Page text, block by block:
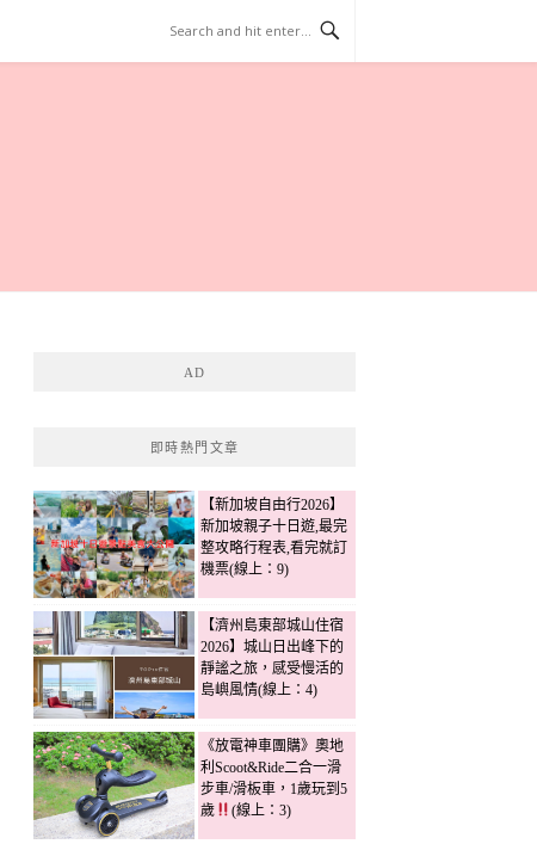
AD
即時熱門文章
【新加坡自由行2026】
新加坡親子十日遊,最完
整攻略行程表,看完就訂
機票(線上：9)
【濟州島東部城山住宿
2026】城山日出峰下的
靜謐之旅，感受慢活的
島嶼風情(線上：4)
《放電神車團購》奧地
利Scoot&Ride二合一滑
步車/滑板車，1歲玩到5
歲
(線上：3)